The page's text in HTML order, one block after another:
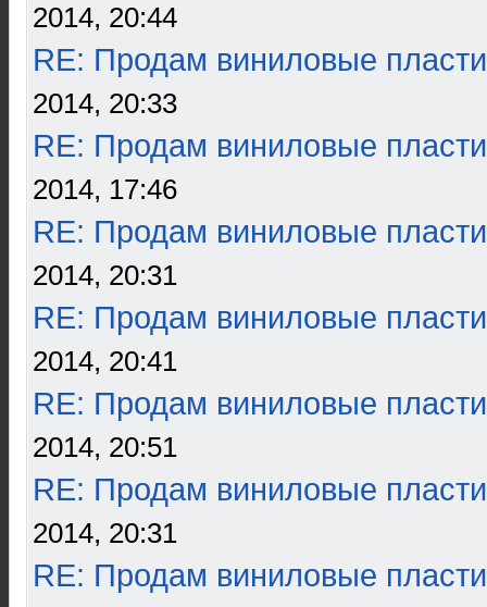
2014, 20:44
RE: Продам виниловые
2014, 20:33
RE: Продам виниловые
2014, 17:46
RE: Продам виниловые
2014, 20:31
RE: Продам виниловые
2014, 20:41
RE: Продам виниловые
2014, 20:51
RE: Продам виниловые
2014, 20:31
RE: Продам виниловые